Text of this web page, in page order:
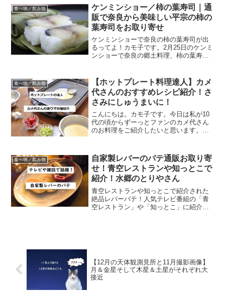
ンに登場するのは宮崎のライチ！ライチ
と言えばベトナムとかタイ...
食べ物／飲み物
ケンミンショー／柿の葉寿司｜通
販で奈良から美味しい平宗の柿の
葉寿司をお取り寄せ
ケンミンショーで奈良の柿の葉寿司が出
るってよ！カモ子です。2月25日のケンミ
ンショーで奈良の郷土料理、柿の葉寿司
飯が良い香り！今日はネットでお取り寄
せできる通販情報をご...
食べ物／飲み物
【ホットプレート料理達人】カメ
代さんのおすすめレシピ紹介！さ
さみにしゅうまいに！
こんにちは。カモ子です。今日は私が10
代の頃からずーっとファンのカメ代さん
のお料理をご紹介したいと思います。当
記事に綴られるお料理にまつわるエピソ
ードを読むのが大好きで...
食べ物／飲み物
自家製レバーのパテ通販お取り寄
せ！青空レストランや知っとこで
紹介！水郷のとりやさん
青空レストランや知っとこで紹介された
絶品レバーパテ！人気テレビ番組の「青
空レストラン」や「知っとこ」に紹介さ
【12月の天体観測見所と11月撮影画像】
月＆金星そして木星＆土星がそれぞれ大
接近